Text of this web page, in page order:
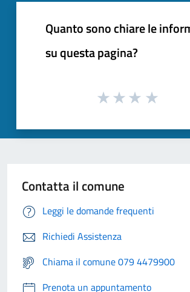
Quanto sono chiare le
su questa pagina?
Contatta il comune
Leggi le domande frequenti
Richiedi Assistenza
Chiama il comune 079 4479900
Prenota un appuntamento